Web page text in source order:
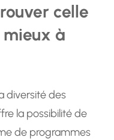
celle
à
diversité des
la possibilité de
de programmes